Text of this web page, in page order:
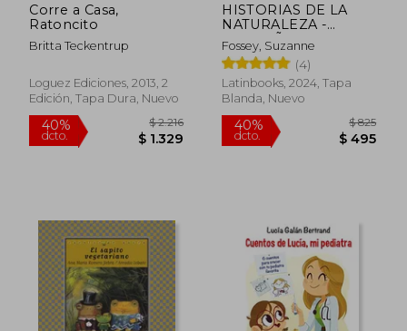
Corre a Casa,
Ratoncito
Britta Teckentrup
Loguez Ediciones, 2013, 2
Edición, Tapa Dura, Nuevo
HISTORIAS DE LA
NATURALEZA -
PEQUEÑA
CALABACITA
Fossey, Suzanne
(4)
Latinbooks, 2024, Tapa
Blanda, Nuevo